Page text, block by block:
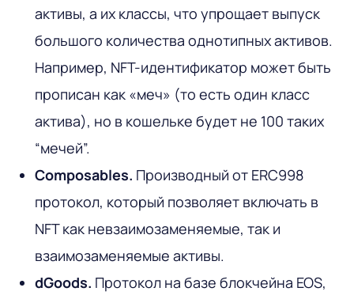
активы, а их классы, что упрощает выпуск
большого количества однотипных активов.
Например, NFT-идентификатор может быть
прописан как «меч» (то есть один класс
актива), но в кошельке будет не 100 таких
“мечей”.
Composables. Производный от ERC998
протокол, который позволяет включать в
NFT как невзаимозаменяемые, так и
взаимозаменяемые активы.
dGoods. Протокол на базе блокчейна EOS,